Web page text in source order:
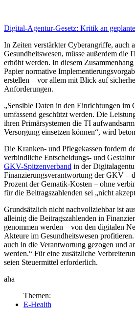
Digital-Agentur-Gesetz: Kritik an
In Zeiten verstärkter Cyberangriffe, auch
Gesundheitswesen, müsse außerdem die
erhöht werden. In diesem
Papier normative
erstellen – vor allem mit Blick auf
Anforderungen.
„Sensible Daten in den Einrichtungen im
umfassend geschützt werden. Die
ihren Primärsystemen die TI
Versorgung einsetzen können“, wird
Die Kranken- und Pflegekassen fordern
verbindliche Entscheidungs- und
GKV-Spitzenverband in der
Finanzierungsverantwortung der GKV –
Prozent der Gematik-Kosten – ohne
für die Beitragszahlenden sei „nicht
Grundsätzlich nicht nachvollziehbar ist
alleinig die Beitragszahlenden in
genommen werden – von den digitalen
Akteure im Gesundheitswesen
auch in die Verantwortung gezogen und
werden.“ Für eine zusätzliche
seien Steuermittel erforderlich.
aha
Themen:
E-Health